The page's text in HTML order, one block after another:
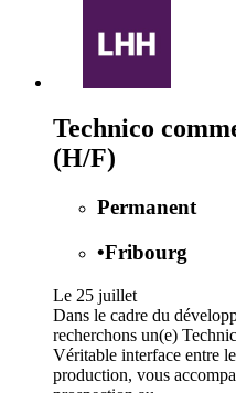
Technico
(H/F)
Permanent
•Fribourg
Le 25 juillet
Dans le cadre du
recherchons un(e)
Véritable interface entre
production, vous